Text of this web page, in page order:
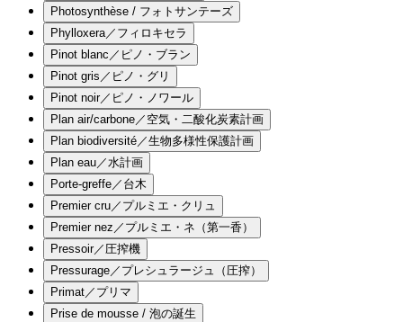
Photosynthèse / フォトサンテーズ
Phylloxera／フィロキセラ
Pinot blanc／ピノ・ブラン
Pinot gris／ピノ・グリ
Pinot noir／ピノ・ノワール
Plan air/carbone／空気・二酸化炭素計画
Plan biodiversité／生物多様性保護計画
Plan eau／水計画
Porte-greffe／台木
Premier cru／プルミエ・クリュ
Premier nez／プルミエ・ネ（第一香）
Pressoir／圧搾機
Pressurage／プレシュラージュ（圧搾）
Primat／プリマ
Prise de mousse / 泡の誕生